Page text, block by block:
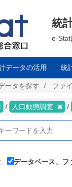
統
e-Stat
データの活用 統
ータを探す ファ
人口動態調査
データベース、フ